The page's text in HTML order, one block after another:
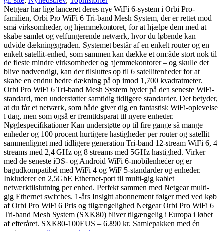
Netgear har lige lanceret deres nye WiFi 6-system i Orbi Pro-
familien, Orbi Pro WiFi 6 Tri-band Mesh System, der er rettet mod
små virksomheder, og hjemmekontoret, for at hjælpe dem med at
skabe samlet og velfungerende netværk, hvor du løbende kan
udvide dækningsgraden. Systemet består af en enkelt router og en
enkelt satellit-enhed, som sammen kan dække et område stort nok til
de fleste mindre virksomheder og hjemmekontorer – og skulle det
blive nødvendigt, kan der tilsluttes op til 6 satellitenheder for at
skabe en endnu bedre dækning på op imod 1,700 kvadratmeter.
Orbi Pro WiFi 6 Tri-band Mesh System byder på den seneste WiFi-
standard, men understøtter samtidig tidligere standarder. Det betyder,
at du får et netværk, som både giver dig en fantastisk WiFi-oplevelse
i dag, men som også er fremtidsparat til nyere enheder.
Nøglespecifikationer Kan understøtte op til fire gange så mange
enheder og 100 procent hurtigere hastigheder per router og satellit
sammenlignet med tidligere generation Tri-band 12-stream WiFi 6, 4
streams med 2,4 GHz og 8 streams med 5GHz hastighed. Virker
med de seneste iOS- og Android WiFi 6-mobilenheder og er
bagudkompatibel med WiFi 4 og WiF 5-standarder og enheder.
Inkluderer en 2,5GbE Ethernet-port til multi-gig kablet
netværktilslutning per enhed. Perfekt sammen med Netgear multi-
gig Ethernet switches. 1-års Insight abonnement følger med ved køb
af Orbi Pro WiFi 6 Pris og tilgængelighed Netgear Orbi Pro WiFi 6
Tri-band Mesh System (SXK80) bliver tilgængelig i Europa i løbet
af efteråret. SXK80-100EUS – 6.890 kr. Samlepakken med én